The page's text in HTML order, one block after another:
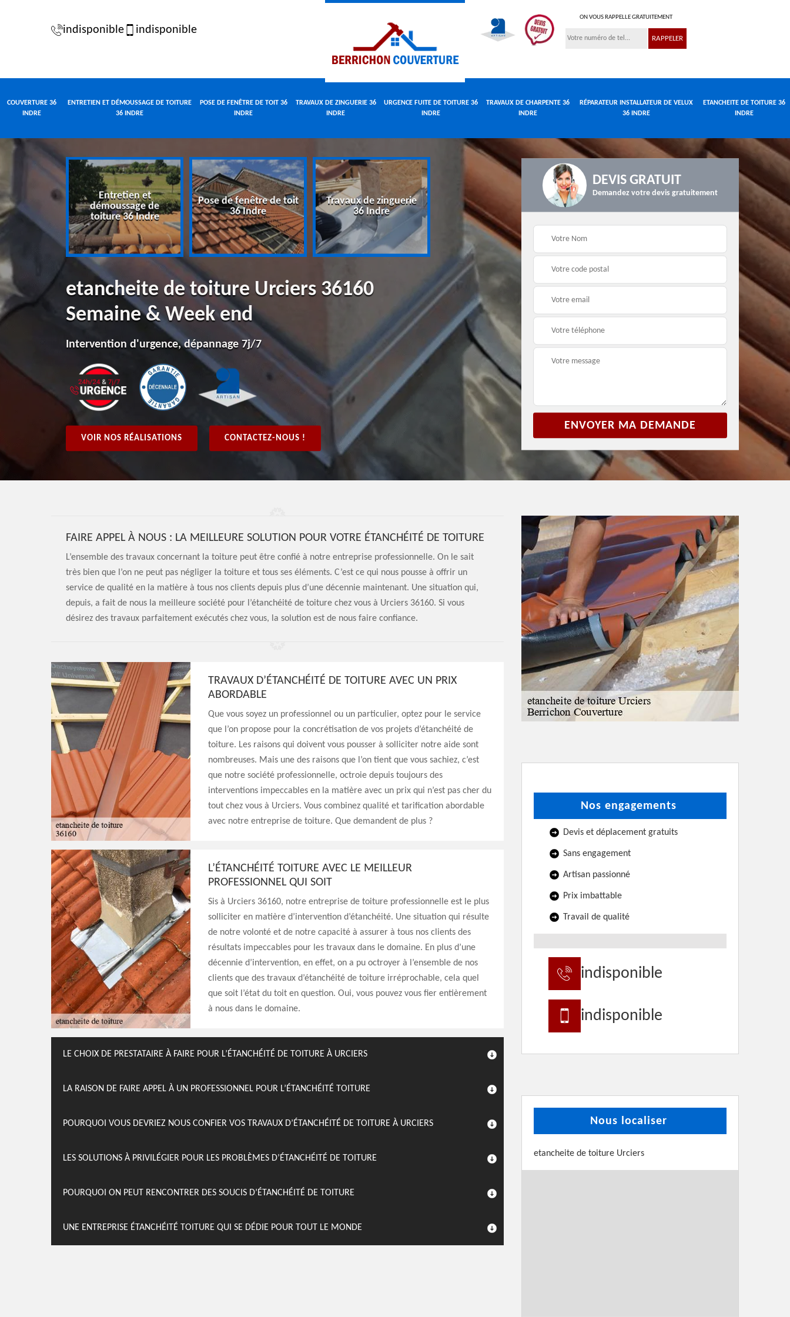
indisponible indisponible
ON VOUS RAPPELLE GRATUITEMENT
COUVERTURE 36
INDRE
ENTRETIEN ET DÉMOUSSAGE DE TOITURE
36 INDRE
POSE DE FENÊTRE DE TOIT 36
INDRE
TRAVAUX DE ZINGUERIE 36
INDRE
URGENCE FUITE DE TOITURE 36
INDRE
TRAVAUX DE CHARPENTE 36
INDRE
RÉPARATEUR INSTALLATEUR DE VELUX
36 INDRE
ETANCHEITE DE TOITURE 36
INDRE
36 Indre
Entretien et
démoussage de
toiture 36 Indre
Pose de fenêtre de toit
36 Indre
Travaux de zinguerie
36 Indre
Urgence fuite de
toiture 36 Indre
Travaux de charpente
36 Indre
Réparateur
installateur de velux
36 Indre
etancheite de toiture Urciers 36160
Semaine & Week end
Intervention d'urgence, dépannage 7j/7
VOIR NOS RÉALISATIONS CONTACTEZ-NOUS !
DEVIS GRATUIT
Demandez votre devis gratuitement
FAIRE APPEL À NOUS : LA MEILLEURE SOLUTION POUR VOTRE ÉTANCHÉITÉ DE TOITURE
L’ensemble des travaux concernant la toiture peut être confié à notre entreprise professionnelle. On le sait
très bien que l’on ne peut pas négliger la toiture et tous ses éléments. C’est ce qui nous pousse à offrir un
service de qualité en la matière à tous nos clients depuis plus d’une décennie maintenant. Une situation qui,
depuis, a fait de nous la meilleure société pour l’étanchéité de toiture chez vous à Urciers 36160. Si vous
désirez des travaux parfaitement exécutés chez vous, la solution est de nous faire confiance.
TRAVAUX D’ÉTANCHÉITÉ DE TOITURE AVEC UN PRIX
ABORDABLE
Que vous soyez un professionnel ou un particulier, optez pour le service
que l’on propose pour la concrétisation de vos projets d’étanchéité de
toiture. Les raisons qui doivent vous pousser à solliciter notre aide sont
nombreuses. Mais une des raisons que l’on tient que vous sachiez, c’est
que notre société professionnelle, octroie depuis toujours des
interventions impeccables en la matière avec un prix qui n’est pas cher du
tout chez vous à Urciers. Vous combinez qualité et tarification abordable
avec notre entreprise de toiture. Que demandent de plus ?
L’ÉTANCHÉITÉ TOITURE AVEC LE MEILLEUR
PROFESSIONNEL QUI SOIT
Sis à Urciers 36160, notre entreprise de toiture professionnelle est le plus
solliciter en matière d’intervention d’étanchéité. Une situation qui résulte
de notre volonté et de notre capacité à assurer à tous nos clients des
résultats impeccables pour les travaux dans le domaine. En plus d’une
décennie d’intervention, en effet, on a pu octroyer à l’ensemble de nos
clients que des travaux d’étanchéité de toiture irréprochable, cela quel
que soit l’état du toit en question. Oui, vous pouvez vous fier entièrement
à nous dans le domaine.
LE CHOIX DE PRESTATAIRE À FAIRE POUR L’ÉTANCHÉITÉ DE TOITURE À URCIERS
LA RAISON DE FAIRE APPEL À UN PROFESSIONNEL POUR L’ÉTANCHÉITÉ TOITURE
POURQUOI VOUS DEVRIEZ NOUS CONFIER VOS TRAVAUX D’ÉTANCHÉITÉ DE TOITURE À URCIERS
LES SOLUTIONS À PRIVILÉGIER POUR LES PROBLÈMES D’ÉTANCHÉITÉ DE TOITURE
POURQUOI ON PEUT RENCONTRER DES SOUCIS D’ÉTANCHÉITÉ DE TOITURE
UNE ENTREPRISE ÉTANCHÉITÉ TOITURE QUI SE DÉDIE POUR TOUT LE MONDE
Nos engagements
Devis et déplacement gratuits
Sans engagement
Artisan passionné
Prix imbattable
Travail de qualité
indisponible
indisponible
Nous localiser
etancheite de toiture Urciers